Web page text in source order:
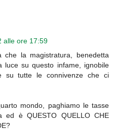
alle ore 17:59
che la magistratura, benedetta
luce su questo infame, ignobile
su tutte le connivenze che ci
mondo, paghiamo le tasse
è QUESTO QUELLO CHE